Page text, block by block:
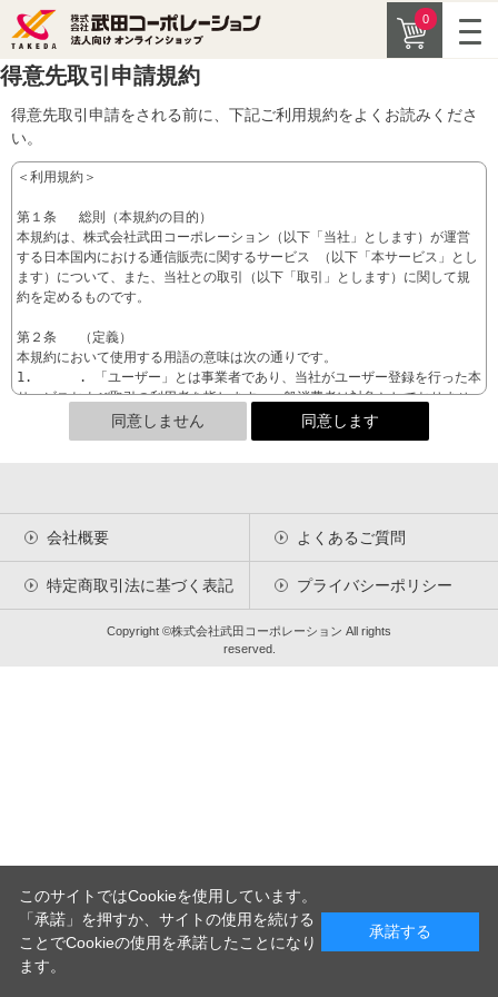
0
得意先取引申請規約
得意先取引申請をされる前に、下記ご利用規約をよくお読みくださ
い。
＜利用規約＞
第１条	総則（本規約の目的）
本規約は、株式会社武田コーポレーション（以下「当社」とします）が運営
する日本国内における通信販売に関するサービス （以下「本サービス」とし
ます）について、また、当社との取引（以下「取引」とします）に関して規
約を定めるものです。
第２条	（定義）
本規約において使用する用語の意味は次の通りです。
1.	. 「ユーザー」とは事業者であり、当社がユーザー登録を行った本
サービスおよび取引の利用者を指します。一般消費者は対象としておりませ
1.	本規約はユーザーと当社との間の本サービスおよび取引に関する一
切の関係に適用します。
2.	当社が本サービスおよび取引の円滑な運用を図るため必要に応じて
ユーザーに通知する本サービスの利用および取引に関する規定は、本規約の
一部を構成するものとします。
当社は、ユーザーの承諾を得ることなく必要に応じて本規約を変更すること
第６条	（ユーザーの制限）
1.	本サービスはユーザーのみが利用することができるものとします。
申込者がユーザー登録を行い、当社から「得意先取引申請」を送付した時点
をもって利用資格を取得します。
2.	前項にもかかわらず、ユーザー登録後、ユーザーとして不適格と判
会社概要 よくあるご質問
特定商取引法に基づく表記 プライバシーポリシー
Copyright ©株式会社武田コーポレーション All rights
reserved.
このサイトではCookieを使用しています。
「承諾」を押すか、サイトの使用を続ける
ことでCookieの使用を承諾したことになり
ます。
承諾する